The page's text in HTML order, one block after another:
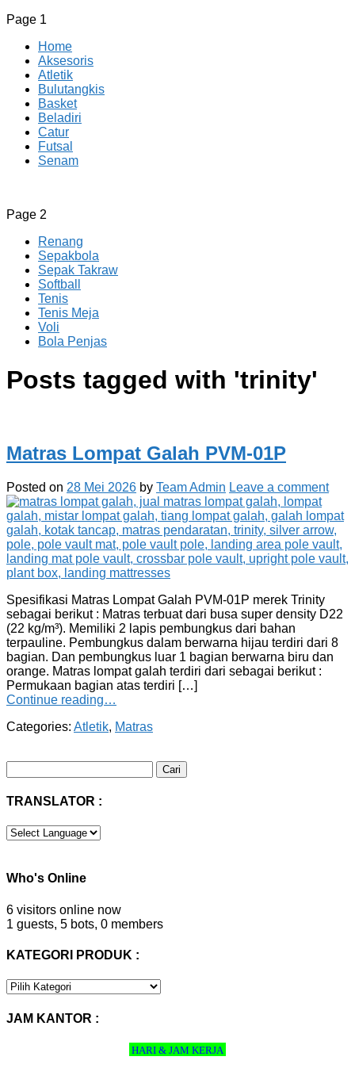
Page 1
Home
Aksesoris
Atletik
Bulutangkis
Basket
Beladiri
Catur
Futsal
Senam
CV JAYA BERSAMA Co Id
Menyediakan Semua Perlengkapan Olahraga Yang
Page 2
Renang
Sepakbola
Sepak Takraw
Softball
Tenis
Tenis Meja
Voli
Bola Penjas
Posts tagged with 'trinity'
Matras Lompat Galah PVM-01P
Posted on 28 Mei 2026 by Team Admin Leave a comment
Spesifikasi Matras Lompat Galah PVM-01P merek Trinity
sebagai berikut : Matras terbuat dari busa super density D22
(22 kg/m³). Memiliki 2 lapis pembungkus dari bahan
terpauline. Pembungkus dalam berwarna hijau terdiri dari 8
bagian. Dan pembungkus luar 1 bagian berwarna biru dan
orange. Matras lompat galah terdiri dari sebagai berikut :
Permukaan bagian atas terdiri […]
Continue reading…
Categories: Atletik, Matras
untuk:
TRANSLATOR :
Who's Online
6 visitors online now
1 guests, 5 bots, 0 members
KATEGORI PRODUK :
KATEGORI
JAM KANTOR :
HARI & JAM KERJA